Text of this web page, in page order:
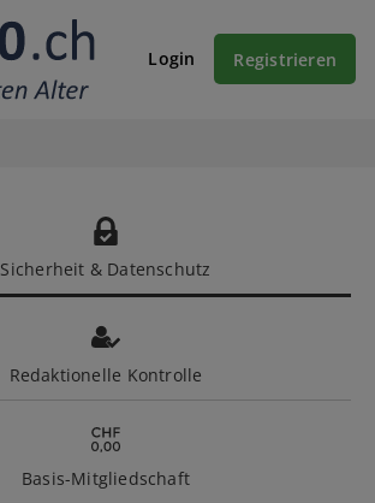
Login Registrieren
Sicherheit & Datenschutz
Redaktionelle Kontrolle
Basis-Mitgliedschaft